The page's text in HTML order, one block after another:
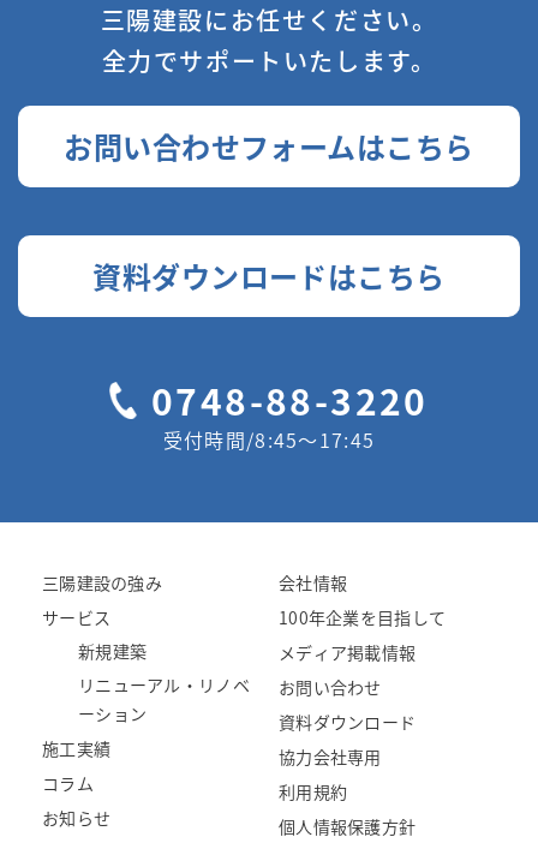
三陽建設にお任せください。
全力でサポートいたします。
お問い合わせフォームはこちら
資料ダウンロードはこちら
0748-88-3220
受付時間/8:45〜17:45
三陽建設の強み
サービス
新規建築
リニューアル・リノベ
ーション
施工実績
コラム
お知らせ
会社情報
100年企業を目指して
メディア掲載情報
お問い合わせ
資料ダウンロード
協力会社専用
利用規約
個人情報保護方針